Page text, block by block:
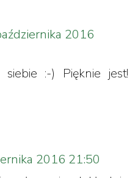
2016
:-) Pięknie jest!
2016 21:50